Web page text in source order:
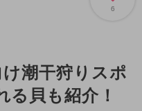
6
潮干狩りスポ
貝も紹介！